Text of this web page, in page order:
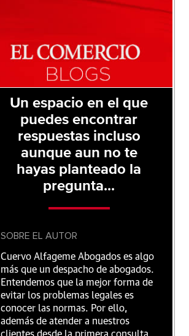
Un espacio en el que
puedes encontrar
respuestas incluso
aunque aun no te
hayas planteado la
pregunta...
SOBRE EL AUTOR
Cuervo Alfageme Abogados es algo
más que un despacho de abogados.
Entendemos que la mejor forma de
evitar los problemas legales es
conocer las normas. Por ello,
además de atender a nuestros